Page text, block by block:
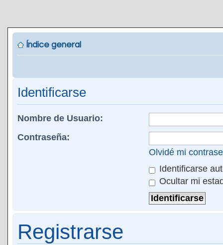
Índice general
Identificarse
Nombre de Usuario:
Contraseña:
Olvidé mi
Identificarse
Ocultar mi
Registrarse